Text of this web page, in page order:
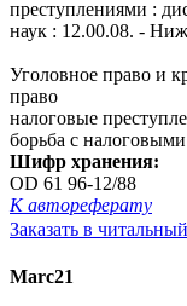
преступлениями :
наук : 12.00.08. -
Уголовное право и
право
налоговые
борьба с
Шифр хранения:
OD 61 96-12/88
К автореферату
Заказать в
Marc21